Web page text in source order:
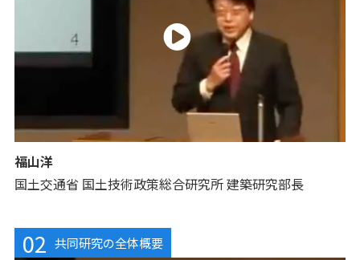
福山洋
国土交通省 国土技術政策総合研究所 建築研究部長
02 共同研究の全体概要